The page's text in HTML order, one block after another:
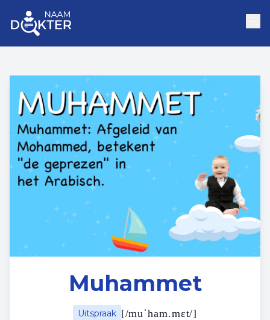
Muhammet
Uitspraak [/muˈham.mɛt/]